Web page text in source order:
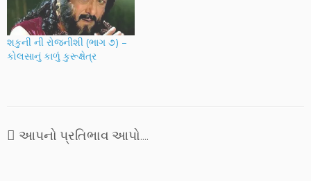
શકુની ની રોજનીશી (ભાગ ૭) –
કોલસાનું કાળું કુરૂક્ષેત્ર
આપનો પ્રતિભાવ આપો....